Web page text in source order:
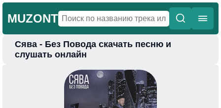
MUZONT
Главная
Сява - Без Повода скачать песню и
слушать онлайн